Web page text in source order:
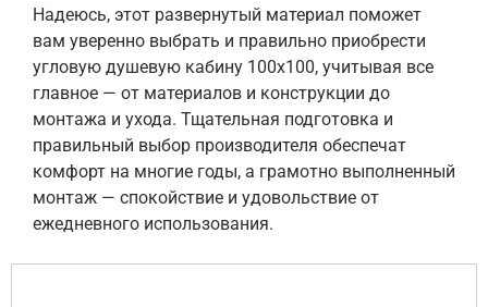
Надеюсь, этот развернутый материал поможет
вам уверенно выбрать и правильно приобрести
угловую душевую кабину 100х100, учитывая все
главное — от материалов и конструкции до
монтажа и ухода. Тщательная подготовка и
правильный выбор производителя обеспечат
комфорт на многие годы, а грамотно выполненный
монтаж — спокойствие и удовольствие от
ежедневного использования.